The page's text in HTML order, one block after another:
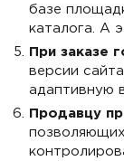
базе
каталога. А
При заказе
версии
адаптивную
Продавцу